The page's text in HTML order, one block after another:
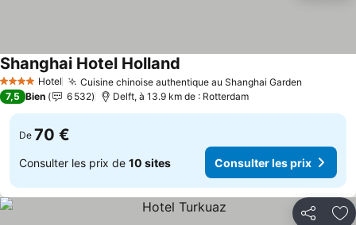
4 Étoiles Hotel Cuisine chinoise authentique au Shanghai Garden
Shanghai Hotel Holland
7,5 Bien 6 532 Delft, à 13.9 km de : Rotterdam
De 70 €
Consulter les prix de 10 sites Consulter les prix
Partager